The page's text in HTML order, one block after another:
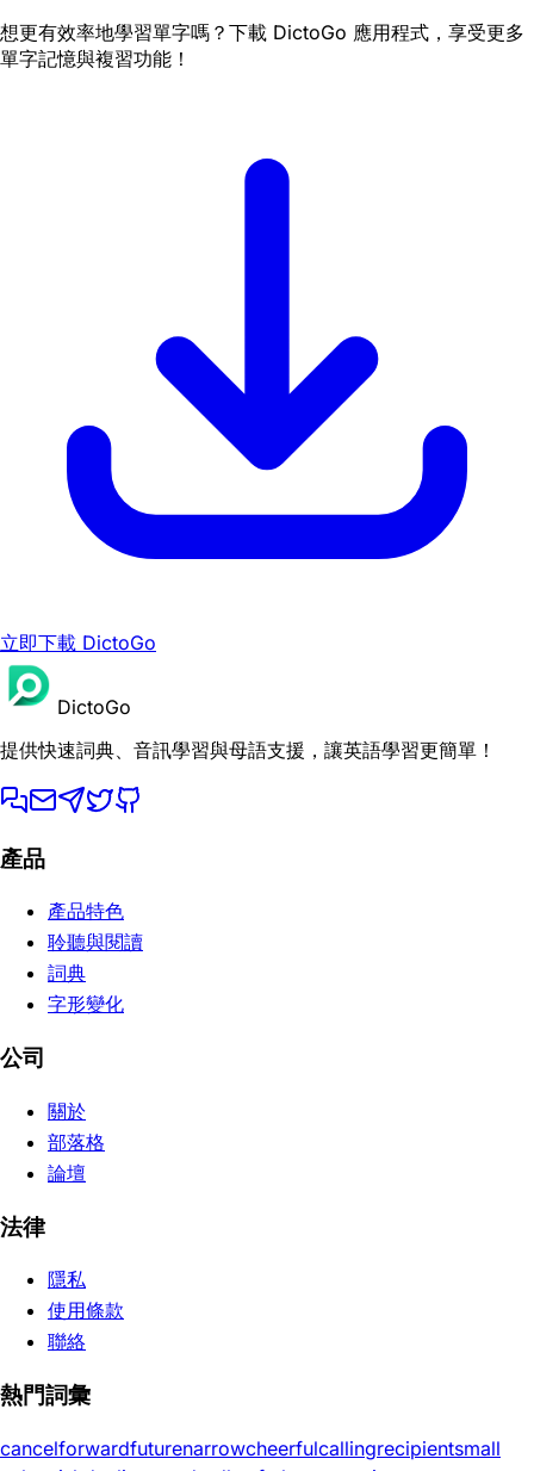
想更有效率地學習單字嗎？下載 DictoGo 應用程式，享受更多
單字記憶與複習功能！
立即下載 DictoGo
DictoGo
提供快速詞典、音訊學習與母語支援，讓英語學習更簡單！
產品
產品特色
聆聽與閱讀
詞典
字形變化
公司
關於
部落格
論壇
法律
隱私
使用條款
聯絡
熱門詞彙
cancelforwardfuturenarrowcheerfulcallingrecipientsmall